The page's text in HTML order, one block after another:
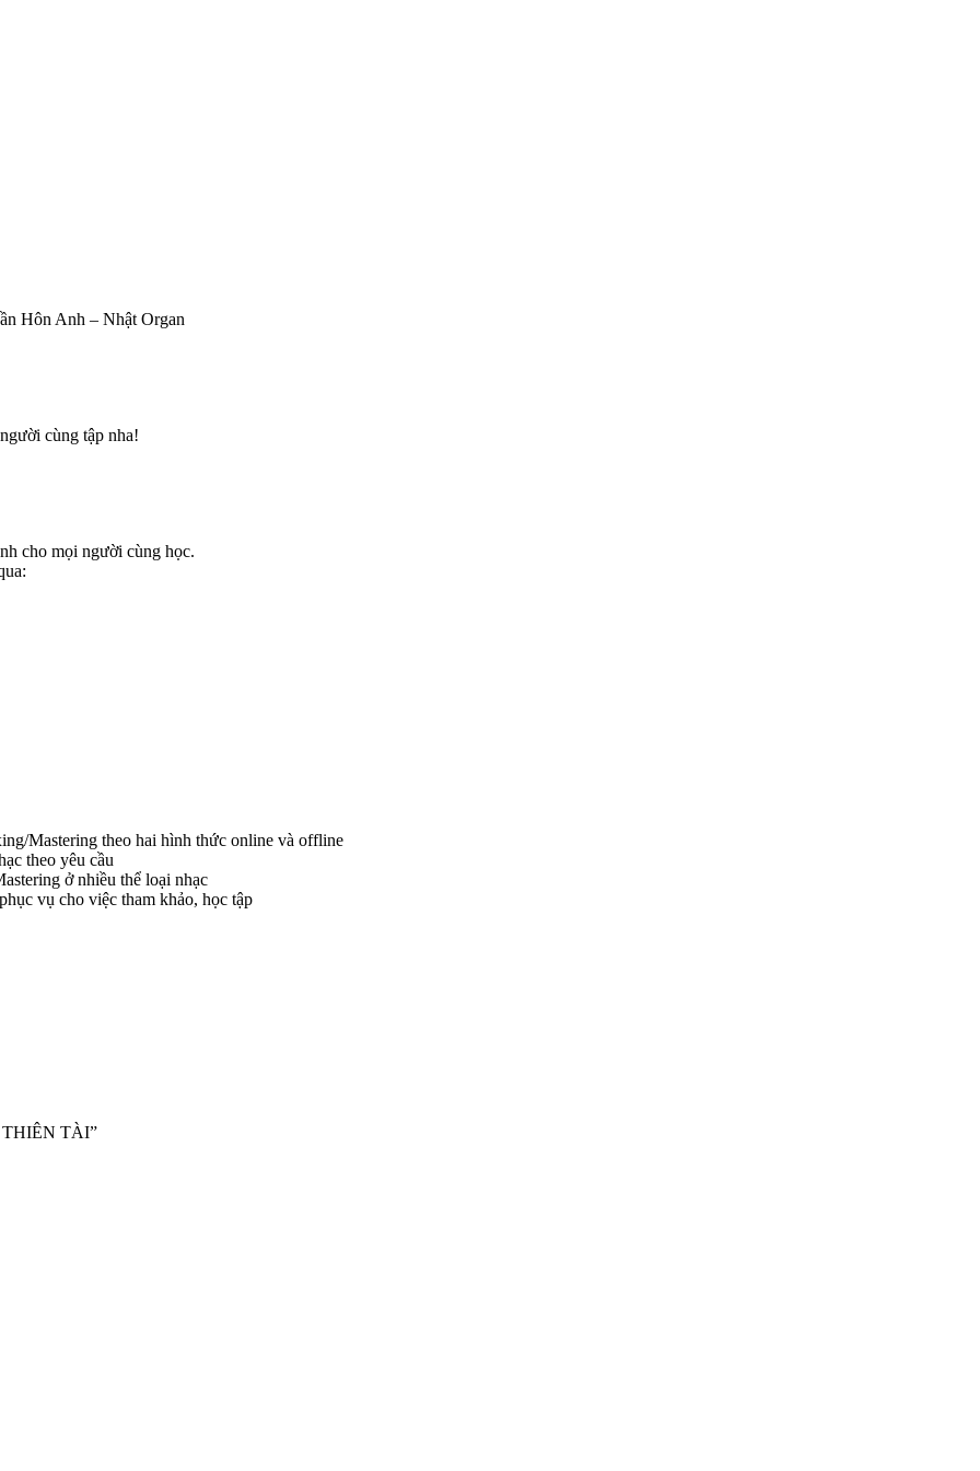
Hôn Anh – Nhật Organ
cùng tập nha!
cho mọi người cùng học.
Mastering theo hai hình thức online và offline
theo yêu cầu
ở nhiều thể loại nhạc
vụ cho việc tham khảo, học tập
TÀI”